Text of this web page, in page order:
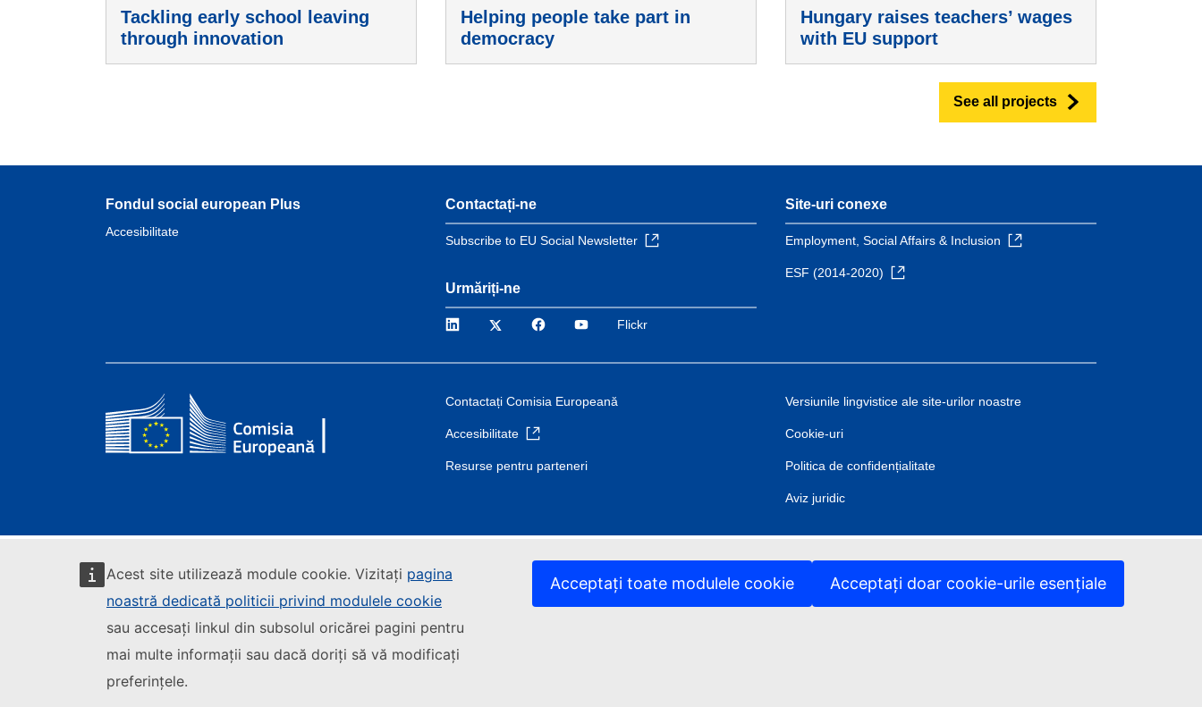
Acest site utilizează module cookie. Vizitați pagina
noastră dedicată politicii privind modulele cookie
sau accesați linkul din subsolul oricărei pagini pentru
mai multe informații sau dacă doriți să vă modificați
preferințele.
Acceptați toate modulele cookie Acceptați doar cookie-urile esențiale
Tackling early school leaving
through innovation
Helping people take part in
democracy
Hungary raises teachers’ wages
with EU support
See all projects
Fondul social european Plus
Accesibilitate
Contactați-ne
Subscribe to EU Social Newsletter
Urmăriți-ne
LinkedIn Twitter FacebookYouTube
Flickr
Site-uri conexe
Employment, Social Affairs & Inclusion
ESF (2014-2020)
Contactați Comisia Europeană
Accesibilitate
Resurse pentru parteneri
Versiunile lingvistice ale site-urilor noastre
Cookie-uri
Politica de confidențialitate
Aviz juridic